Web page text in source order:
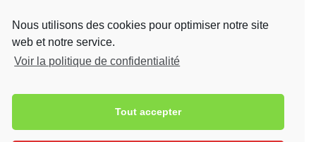
La commune a instauré le droit de préemption urbain sur les
zones U et AU du territoire.
La commune de LANDUDEC a voté un taux de 1,50 % pour la
Nous utilisons des cookies pour optimiser notre site
web et notre service.
Voir la politique de confidentialité
Tout accepter